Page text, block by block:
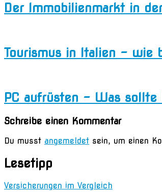
Der Immobilienmarkt in
Tourismus in Italien – wie
PC aufrüsten – Was
Schreibe einen Kommentar
Du musst angemeldet sein, um einen
Lesetipp
Versicherungen im Vergleich